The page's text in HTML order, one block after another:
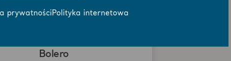
Bolero
prywatności Polityka internetowa